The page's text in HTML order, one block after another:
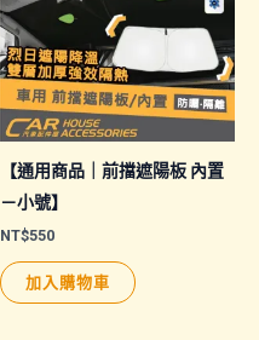
【通用商品｜前擋遮陽板 內置
－小號】
NT$550
加入購物車